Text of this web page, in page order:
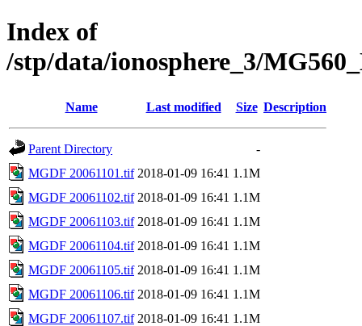
Index of
/stp/data/ionosphere_3/
Name Last modified Size Description
Parent Directory
-
MGDF 20061101.tif 2018-01-09 16:41 1.1M
MGDF 20061102.tif 2018-01-09 16:41 1.1M
MGDF 20061103.tif 2018-01-09 16:41 1.1M
MGDF 20061104.tif 2018-01-09 16:41 1.1M
MGDF 20061105.tif 2018-01-09 16:41 1.1M
MGDF 20061106.tif 2018-01-09 16:41 1.1M
MGDF 20061107.tif 2018-01-09 16:41 1.1M